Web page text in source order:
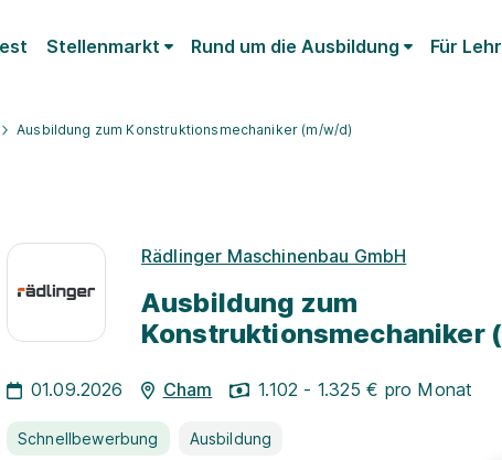
Stellenmarkt Rund um die Ausbildung Für
Ausbildung zum Konstruktionsmechaniker (m/w/d)
Rädlinger Maschinenbau GmbH
Ausbildung zum
Konstruktionsmechaniker
01.09.2026 Cham 1.102 - 1.325 € pro Monat
Schnellbewerbung Ausbildung